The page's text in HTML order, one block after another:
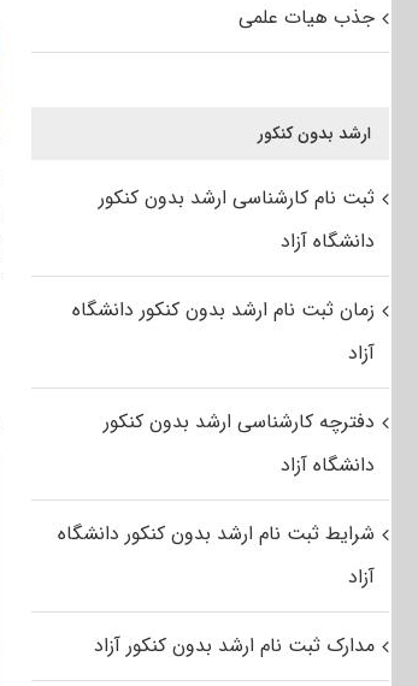
جذب هیات علمی
ارشد بدون کنکور
ثبت نام کارشناسی ارشد بدون کنکور
دانشگاه آزاد
زمان ثبت نام ارشد بدون کنکور دانشگاه
آزاد
دفترچه کارشناسی ارشد بدون کنکور
دانشگاه آزاد
شرایط ثبت نام ارشد بدون کنکور دانشگاه
آزاد
مدارک ثبت نام ارشد بدون کنکور آزاد